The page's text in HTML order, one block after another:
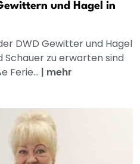
und Hagel in
DWD Gewitter und Hagel
Schauer zu erwarten sind
Ferie... | mehr